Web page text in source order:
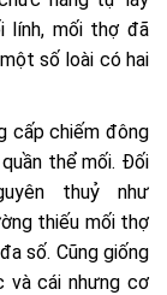
lính, mối thợ đã
số loài có hai
cấp chiếm đông
thể mối. Đối
thuỷ như
thiếu mối thợ
số. Cũng giống
và cái nhưng cơ